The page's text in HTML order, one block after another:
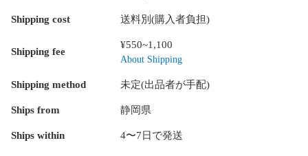
Shipping cost 送料別(購入者負担)
Shipping fee
¥550~1,100
About Shipping
Shipping method 未定(出品者が手配)
Ships from 静岡県
Ships within 4〜7日で発送